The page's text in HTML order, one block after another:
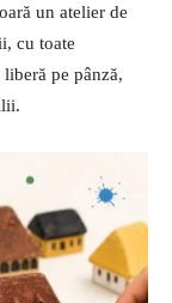
un atelier de
cu toate
pe pânză,